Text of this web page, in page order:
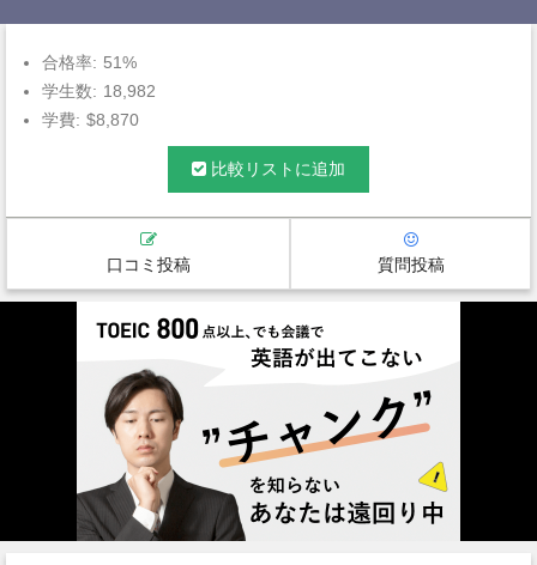
合格率: 51%
学生数: 18,982
学費: $8,870
比較リストに追加
口コミ投稿 質問投稿